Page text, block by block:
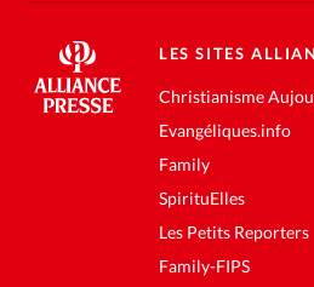
LES SITES
Christianisme
Evangéliques.info
Family
SpirituElles
Les Petits Reporters
Family-FIPS